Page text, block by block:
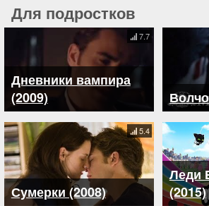
Для подростков
Дневники вампира
(2009)
7.7
Сумерки (2008)
5.4
Леди
(2015)